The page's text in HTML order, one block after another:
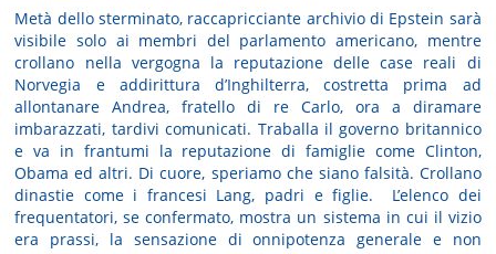
Metà dello sterminato, raccapricciante archivio di Epstein sarà
visibile solo ai membri del parlamento americano, mentre
crollano nella vergogna la reputazione delle case reali di
Norvegia e addirittura d’Inghilterra, costretta prima ad
allontanare Andrea, fratello di re Carlo, ora a diramare
imbarazzati, tardivi comunicati. Traballa il governo britannico
e va in frantumi la reputazione di famiglie come Clinton,
Obama ed altri. Di cuore, speriamo che siano falsità. Crollano
dinastie come i francesi Lang, padri e figlie. L’elenco dei
frequentatori, se confermato, mostra un sistema in cui il vizio
era prassi, la sensazione di onnipotenza generale e non